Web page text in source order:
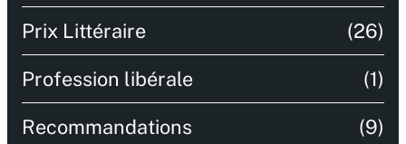
Prix Littéraire (26)
Profession libérale (1)
Recommandations (9)